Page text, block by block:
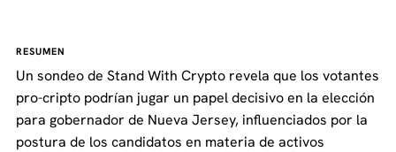
RESUMEN
Un sondeo de Stand With Crypto revela que los votantes
pro-cripto podrían jugar un papel decisivo en la elección
para gobernador de Nueva Jersey, influenciados por la
postura de los candidatos en materia de activos